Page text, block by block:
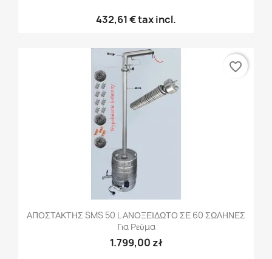
432,61 €tax incl.
ΑΠΟΣΤΑΚΤΗΣ SMS 50 L ΑΝΟΞΕΙΔΩΤΟ ΣΕ 60 ΣΩΛΗΝΕΣ
Για Ρεύμα
1.799,00 zł
favorite_border